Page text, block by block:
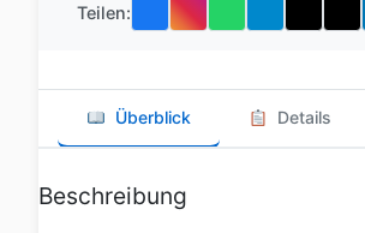
Teilen:
Überblick Details
Beschreibung